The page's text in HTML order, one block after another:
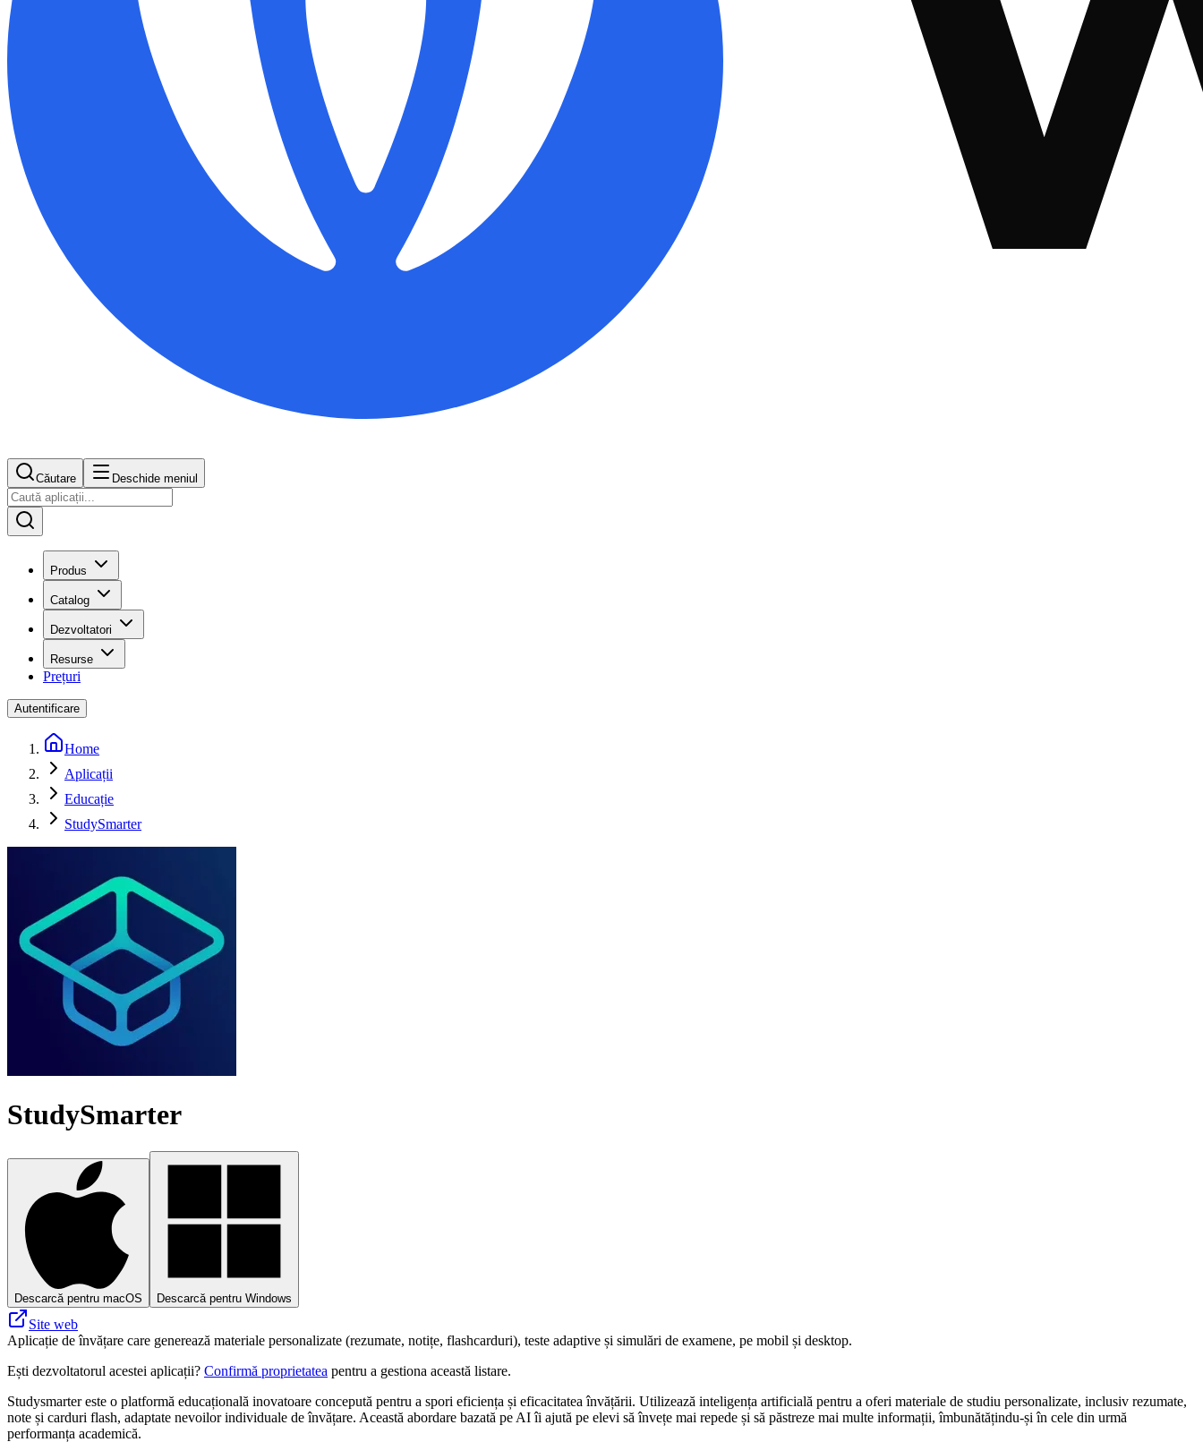
Căutare Deschide meniul
Produs
Catalog
Dezvoltatori
Resurse
Prețuri
Autentificare
Home
Aplicații
Educație
StudySmarter
StudySmarter
Descarcă pentru macOS Descarcă pentru Windows
Site web
Aplicație de învățare care generează materiale personalizate (rezumate, notițe, flashcarduri), teste adaptive și simulări de examene, pe mobil și desktop.
Ești dezvoltatorul acestei aplicații? Confirmă proprietatea pentru a gestiona această listare.
Studysmarter este o platformă educațională inovatoare concepută pentru a spori eficiența și eficacitatea învățării. Utilizează inteligența artificială pentru a oferi materiale de studiu personalizate, inclusiv rezumate,
note și carduri flash, adaptate nevoilor individuale de învățare. Această abordare bazată pe AI îi ajută pe elevi să învețe mai repede și să păstreze mai multe informații, îmbunătățindu-și în cele din urmă
performanța academică.